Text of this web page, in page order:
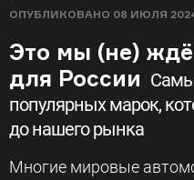
ОПУБЛИКОВАНО 08 ИЮЛЯ
Это мы (не)
для России
популярных марок,
до нашего рынка
Многие мировые